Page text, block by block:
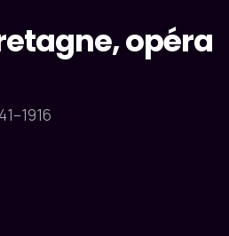
opéra